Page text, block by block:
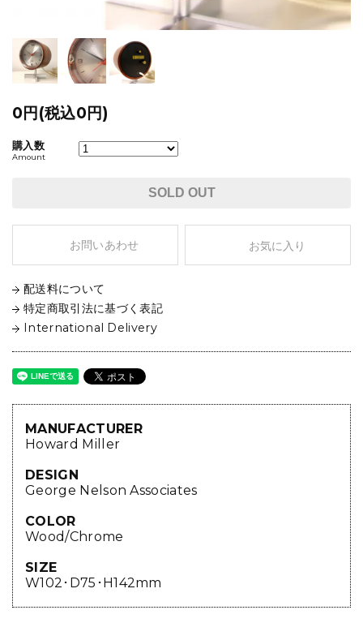
0円(税込0円)
購入数
Amount
SOLD OUT
お問いあわせ お気に入り
配送料について
特定商取引法に基づく表記
International Delivery
MANUFACTURER
Howard Miller
DESIGN
George Nelson Associates
COLOR
Wood/Chrome
SIZE
W102･D75･H142mm